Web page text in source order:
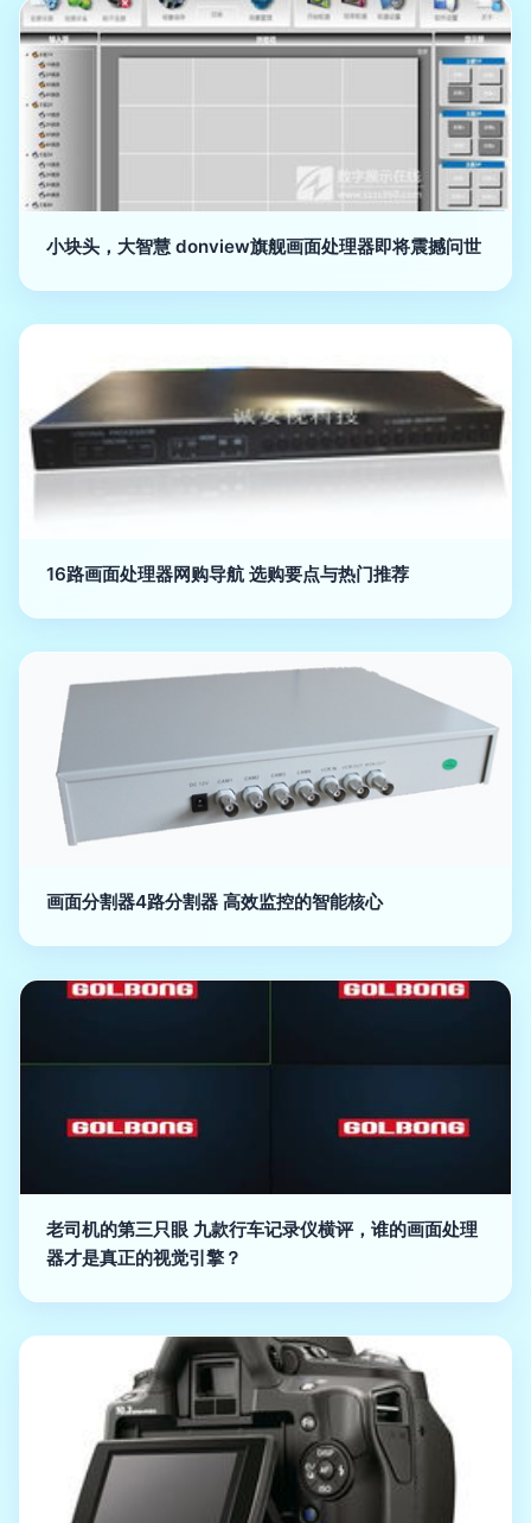
小块头，大智慧 donview旗舰画面处理器即将震撼问世
16路画面处理器网购导航 选购要点与热门推荐
画面分割器4路分割器 高效监控的智能核心
老司机的第三只眼 九款行车记录仪横评，谁的画面处理
器才是真正的视觉引擎？